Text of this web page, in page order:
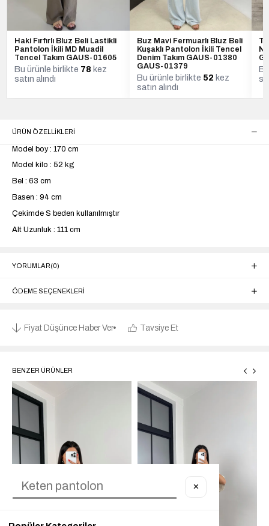
Haki Fırfırlı Bluz Beli Lastikli
Pantolon İkili MD Muadil
Tencel Takım GAUS-01605
Bu ürünle birlikte 78 kez
satın alındı
Buz Mavi Fermuarlı Bluz Beli
Kuşaklı Pantolon İkili Tencel
Denim Takım GAUS-01380
GAUS-01379
Bu ürünle birlikte 52 kez
satın alındı
ÜRÜN ÖZELLIKLERI
Model boy : 170 cm
Model kilo : 52 kg
Bel : 63 cm
Basen : 94 cm
Çekimde S beden kullanılmıştır
Alt Uzunluk : 111 cm
YORUMLAR(0)
ÖDEME SEÇENEKLERI
Fiyat Düşünce Haber Ver Tavsiye Et
BENZER ÜRÜNLER
✕